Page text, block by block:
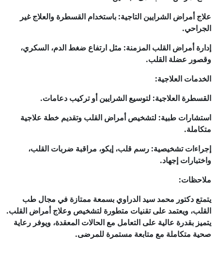
علاج أمراض الشرايين التاجية: باستخدام القسطرة والعلاج غير
الجراحي.
إدارة أمراض القلب المزمنة: مثل ارتفاع ضغط الدم، السكري،
وقصور عضلة القلب.
الخدمات العلاجية:
القسطرة العلاجية: لتوسيع الشرايين أو تركيب دعامات.
استشارات طبية: لتشخيص أمراض القلب وتقديم خطة علاجية
متكاملة.
إجراءات تشخيصية: رسم قلب، إيكو، مراقبة ضربات القلب،
واختبارات إجهاد.
ملاحظات:
يتمتع دكتور محمد سيد الدراوي بسمعة ممتازة في مجال طب
القلب، ويعتمد على تقنيات متطورة لتشخيص وعلاج أمراض القلب.
يتميز بقدرة عالية على التعامل مع الحالات المعقدة، ويوفر رعاية
صحية متكاملة مع متابعة مستمرة للمرضى.